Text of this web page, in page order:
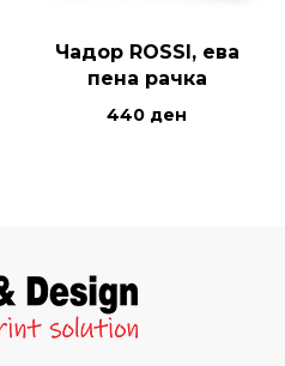
Чадор ROSSI, ева
пена рачка
440 ден